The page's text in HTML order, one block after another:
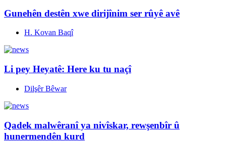
Gunehên destên xwe dirijînim ser rûyê avê
H. Kovan Baqî
Li pey Heyatê: Here ku tu naçî
Dilşêr Bêwar
Qadek malwêranî ya nivîskar, rewşenbîr û
hunermendên kurd